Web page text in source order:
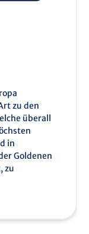
zu den
überall
in
Goldenen
zu